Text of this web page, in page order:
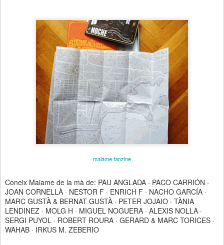
maiame fanzine
Coneix Maiame de la mà de: PAU ANGLADA · PACO CARRIÓN ·
JOAN CORNELLÀ · NESTOR F · ENRICH F · NACHO GARCÍA ·
MARC GUSTÀ & BERNAT GUSTÀ · PETER JOJAIO · TÀNIA
LENDINEZ · MOLG H · MIGUEL NOGUERA · ALEXIS NOLLA ·
SERGI PUYOL · ROBERT ROURA · GERARD & MARC TORICES ·
WAHAB · IRKUS M. ZEBERIO